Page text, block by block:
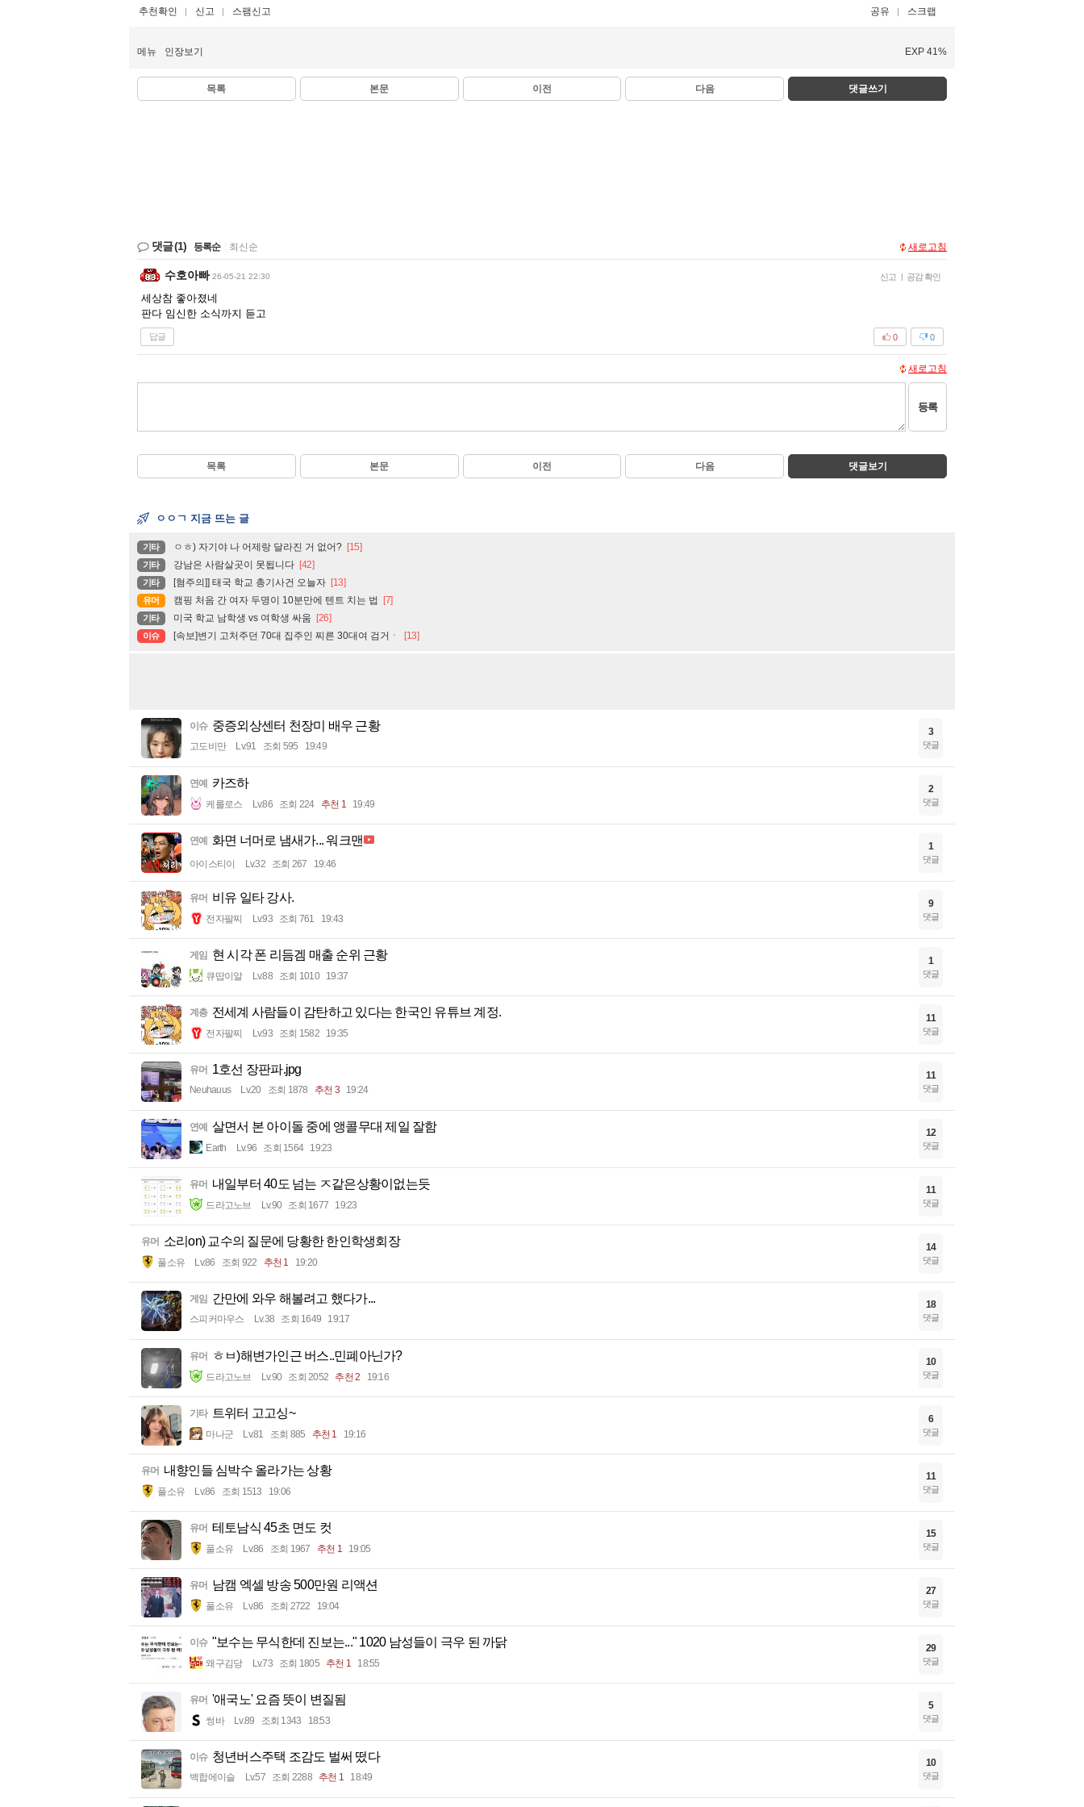
추천확인 신고 스팸신고 공유 스크랩
메뉴 인장보기 EXP 41%
목록 본문 이전 다음 댓글쓰기
댓글(1) 등록순 최신순 새로고침
수호아빠 26-05-21 22:30 신고 | 공감 확인
세상참 좋아졌네
판다 임신한 소식까지 듣고
답글 0
0
새로고침
등록
목록 본문 이전 다음 댓글보기
ㅇㅇㄱ 지금 뜨는 글
기타 ㅇㅎ) 자기야 나 어제랑 달라진 거 없어? [15]
기타 강남은 사람살곳이 못됩니다 [42]
기타 [혐주의]] 태국 학교 총기사건 오늘자 [13]
유머 캠핑 처음 간 여자 두명이 10분만에 텐트 치는 법 [7]
기타 미국 학교 남학생 vs 여학생 싸움 [26]
이슈 [속보]변기 고처주던 70대 집주인 찌른 30대여 검거ㆍ [13]
이슈 중증외상센터 천장미 배우 근황
고도비만 Lv.91 조회 595 19:49
3
댓글
연예 카즈하
케를로스 Lv.86 조회 224 추천 1 19:49
2
댓글
연예 화면 너머로 냄새가... 워크맨
아이스티이 Lv.32 조회 267 19:46
1
댓글
유머 비유 일타 강사.
전자팔찌 Lv.93 조회 761 19:43
9
댓글
게임 현 시각 폰 리듬겜 매출 순위 근황
큐땁이알 Lv.88 조회 1010 19:37
1
댓글
계층 전세계 사람들이 감탄하고 있다는 한국인 유튜브 계정.
전자팔찌 Lv.93 조회 1582 19:35
11
댓글
유머 1호선 장판파.jpg
Neuhauus Lv.20 조회 1878 추천 3 19:24
11
댓글
연예 살면서 본 아이돌 중에 앵콜무대 제일 잘함
Earth Lv.96 조회 1564 19:23
12
댓글
유머 내일부터 40도 넘는 ㅈ같은상황이없는듯
드라고노브 Lv.90 조회 1677 19:23
11
댓글
유머 소리on) 교수의 질문에 당황한 한인학생회장
풀소유 Lv.86 조회 922 추천 1 19:20
14
댓글
게임 간만에 와우 해볼려고 했다가...
스피커마우스 Lv.38 조회 1649 19:17
18
댓글
유머 ㅎㅂ)해변가인근 버스..민폐아닌가?
드라고노브 Lv.90 조회 2052 추천 2 19:16
10
댓글
기타 트위터 고고싱~
마나군 Lv.81 조회 885 추천 1 19:16
6
댓글
유머 내향인들 심박수 올라가는 상황
풀소유 Lv.86 조회 1513 19:06
11
댓글
유머 테토남식 45초 면도 컷
풀소유 Lv.86 조회 1967 추천 1 19:05
15
댓글
유머 남캠 엑셀 방송 500만원 리액션
풀소유 Lv.86 조회 2722 19:04
27
댓글
이슈 "보수는 무식한데 진보는..." 1020 남성들이 극우 된 까닭
왜구김당 Lv.73 조회 1805 추천 1 18:55
29
댓글
유머 '애국노' 요즘 뜻이 변질됨
썽바 Lv.89 조회 1343 18:53
5
댓글
이슈 청년버스주택 조감도 벌써 떴다
백합에이슬 Lv.57 조회 2288 추천 1 18:49
10
댓글